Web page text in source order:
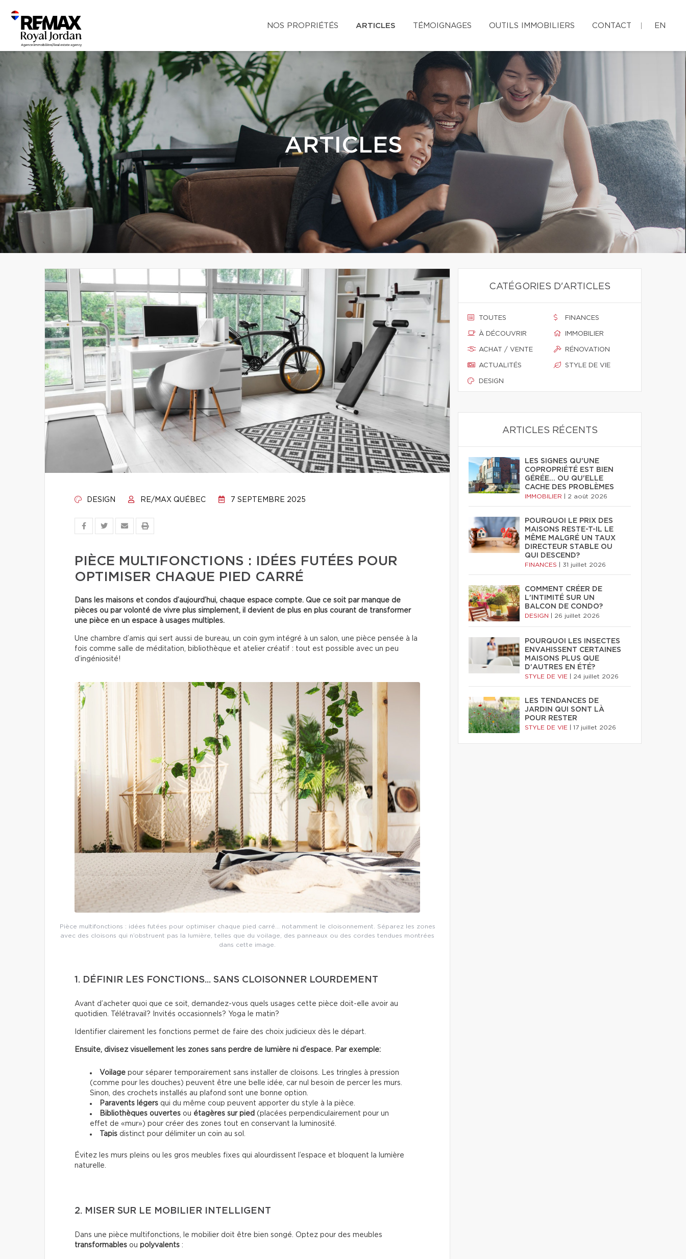
NOS PROPRIÉTÉS ARTICLES TÉMOIGNAGES OUTILS IMMOBILIERS CONTACT EN
ARTICLES
DESIGN RE/MAX QUÉBEC 7 SEPTEMBRE 2025
PIÈCE MULTIFONCTIONS : IDÉES FUTÉES POUR
OPTIMISER CHAQUE PIED CARRÉ
Dans les maisons et condos d’aujourd’hui, chaque espace compte. Que ce soit par manque de
pièces ou par volonté de vivre plus simplement, il devient de plus en plus courant de transformer
une pièce en un espace à usages multiples.
Une chambre d’amis qui sert aussi de bureau, un coin gym intégré à un salon, une pièce pensée à la
fois comme salle de méditation, bibliothèque et atelier créatif : tout est possible avec un peu
d’ingéniosité!
Pièce multifonctions : idées futées pour optimiser chaque pied carré… notamment le cloisonnement. Séparez les zones
avec des cloisons qui n’obstruent pas la lumière, telles que du voilage, des panneaux ou des cordes tendues montrées
dans cette image.
1. DÉFINIR LES FONCTIONS... SANS CLOISONNER LOURDEMENT
Avant d’acheter quoi que ce soit, demandez-vous quels usages cette pièce doit-elle avoir au
quotidien. Télétravail? Invités occasionnels? Yoga le matin?
Identifier clairement les fonctions permet de faire des choix judicieux dès le départ.
Ensuite, divisez visuellement les zones sans perdre de lumière ni d’espace. Par exemple:
Voilage pour séparer temporairement sans installer de cloisons. Les tringles à pression
(comme pour les douches) peuvent être une belle idée, car nul besoin de percer les murs.
Sinon, des crochets installés au plafond sont une bonne option.
Paravents légers qui du même coup peuvent apporter du style à la pièce.
Bibliothèques ouvertes ou étagères sur pied (placées perpendiculairement pour un
effet de «mur») pour créer des zones tout en conservant la luminosité.
Tapis distinct pour délimiter un coin au sol.
Évitez les murs pleins ou les gros meubles fixes qui alourdissent l’espace et bloquent la lumière
naturelle.
2. MISER SUR LE MOBILIER INTELLIGENT
Dans une pièce multifonctions, le mobilier doit être bien songé. Optez pour des meubles
transformables ou polyvalents :
CATÉGORIES D'ARTICLES
TOUTES
À DÉCOUVRIR
ACHAT / VENTE
ACTUALITÉS
DESIGN
FINANCES
IMMOBILIER
RÉNOVATION
STYLE DE VIE
ARTICLES RÉCENTS
LES SIGNES QU'UNE
COPROPRIÉTÉ EST BIEN
GÉRÉE… OU QU'ELLE
CACHE DES PROBLÈMES
IMMOBILIER 2 août 2026
POURQUOI LE PRIX DES
MAISONS RESTE-T-IL LE
MÊME MALGRÉ UN TAUX
DIRECTEUR STABLE OU
QUI DESCEND?
FINANCES 31 juillet 2026
COMMENT CRÉER DE
L'INTIMITÉ SUR UN
BALCON DE CONDO?
DESIGN 26 juillet 2026
POURQUOI LES INSECTES
ENVAHISSENT CERTAINES
MAISONS PLUS QUE
D'AUTRES EN ÉTÉ?
STYLE DE VIE 24 juillet 2026
LES TENDANCES DE
JARDIN QUI SONT LÀ
POUR RESTER
STYLE DE VIE 17 juillet 2026